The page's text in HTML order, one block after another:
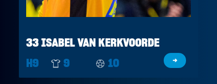
33 ISABEL VAN KERKVOORDE
H9
9 10 →